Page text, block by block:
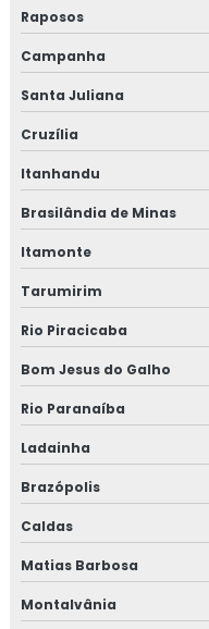
Raposos
Campanha
Santa Juliana
Cruzília
Itanhandu
Brasilândia de Minas
Itamonte
Tarumirim
Rio Piracicaba
Bom Jesus do Galho
Rio Paranaíba
Ladainha
Brazópolis
Caldas
Matias Barbosa
Montalvânia